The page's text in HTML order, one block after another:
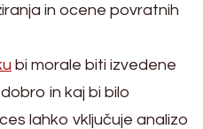
in ocene povratnih
bi morale biti izvedene
in kaj bi bilo
lahko vključuje analizo